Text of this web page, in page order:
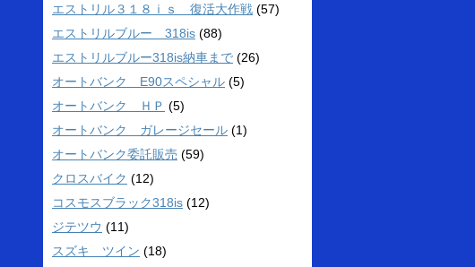
エストリル３１８ｉｓ 復活大作戦 (57)
エストリルブルー 318is (88)
エストリルブルー318is納車まで (26)
オートバンク E90スペシャル (5)
オートバンク ＨＰ (5)
オートバンク ガレージセール (1)
オートバンク委託販売 (59)
クロスバイク (12)
コスモスブラック318is (12)
ジテツウ (11)
スズキ ツイン (18)